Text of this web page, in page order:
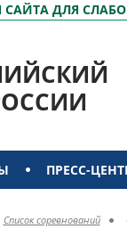
САЙТА ДЛЯ
ПРЕСС-
Список соревнований